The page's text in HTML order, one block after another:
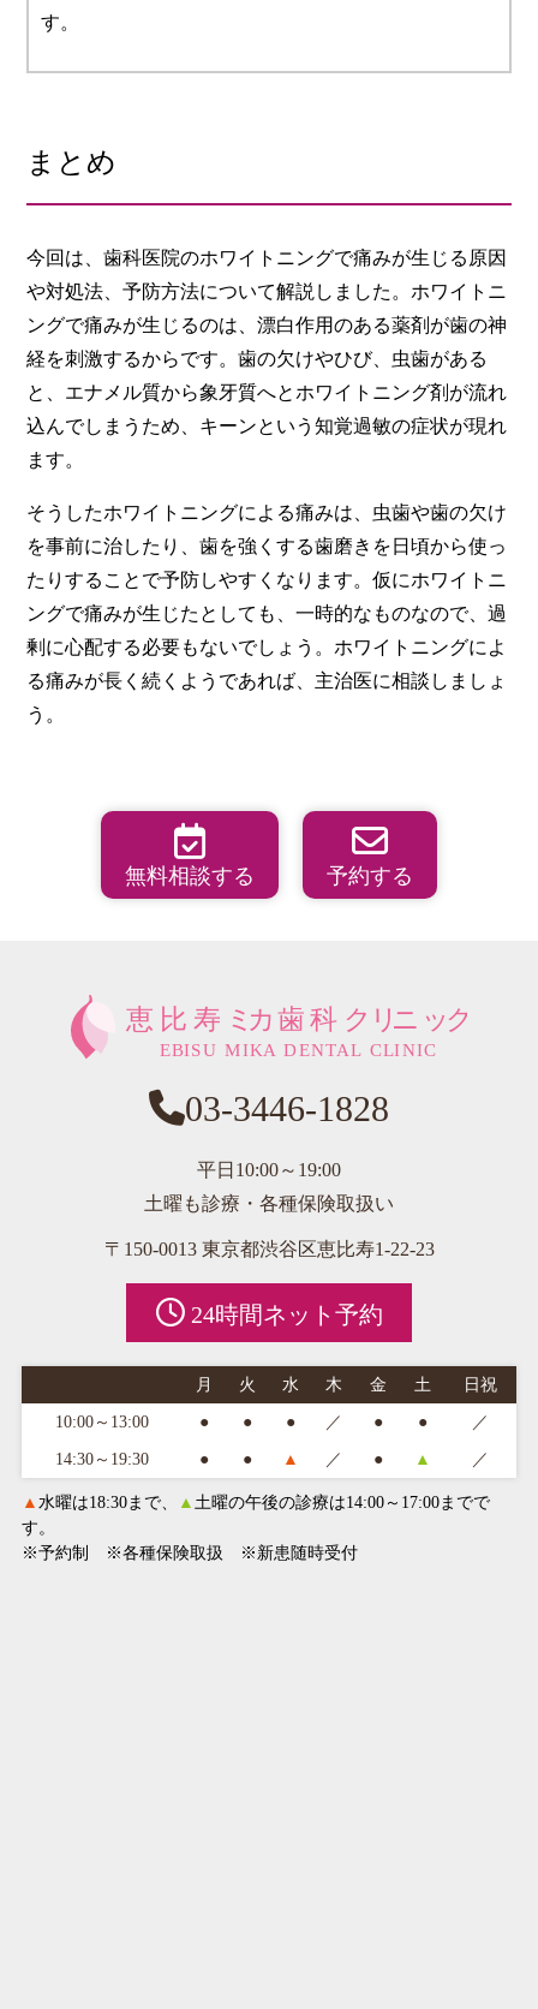
す。
まとめ
今回は、歯科医院のホワイトニングで痛みが生じる原因
や対処法、予防方法について解説しました。ホワイトニ
ングで痛みが生じるのは、漂白作用のある薬剤が歯の神
経を刺激するからです。歯の欠けやひび、虫歯がある
と、エナメル質から象牙質へとホワイトニング剤が流れ
込んでしまうため、キーンという知覚過敏の症状が現れ
ます。
そうしたホワイトニングによる痛みは、虫歯や歯の欠け
を事前に治したり、歯を強くする歯磨きを日頃から使っ
たりすることで予防しやすくなります。仮にホワイトニ
ングで痛みが生じたとしても、一時的なものなので、過
剰に心配する必要もないでしょう。ホワイトニングによ
る痛みが長く続くようであれば、主治医に相談しましょ
う。
無料相談する 予約する
03-3446-1828
平日10:00～19:00
土曜も診療・各種保険取扱い
〒150-0013 東京都渋谷区恵比寿1-22-23
24時間ネット予約
月 火 水 木 金 土 日祝
10:00～13:00 ● ● ● ／ ● ● ／
14:30～19:30 ● ● ▲ ／ ● ▲ ／
▲ 水曜は18:30まで、 ▲ 土曜の午後の診療は14:00～17:00までで
す。
※予約制 ※各種保険取扱 ※新患随時受付